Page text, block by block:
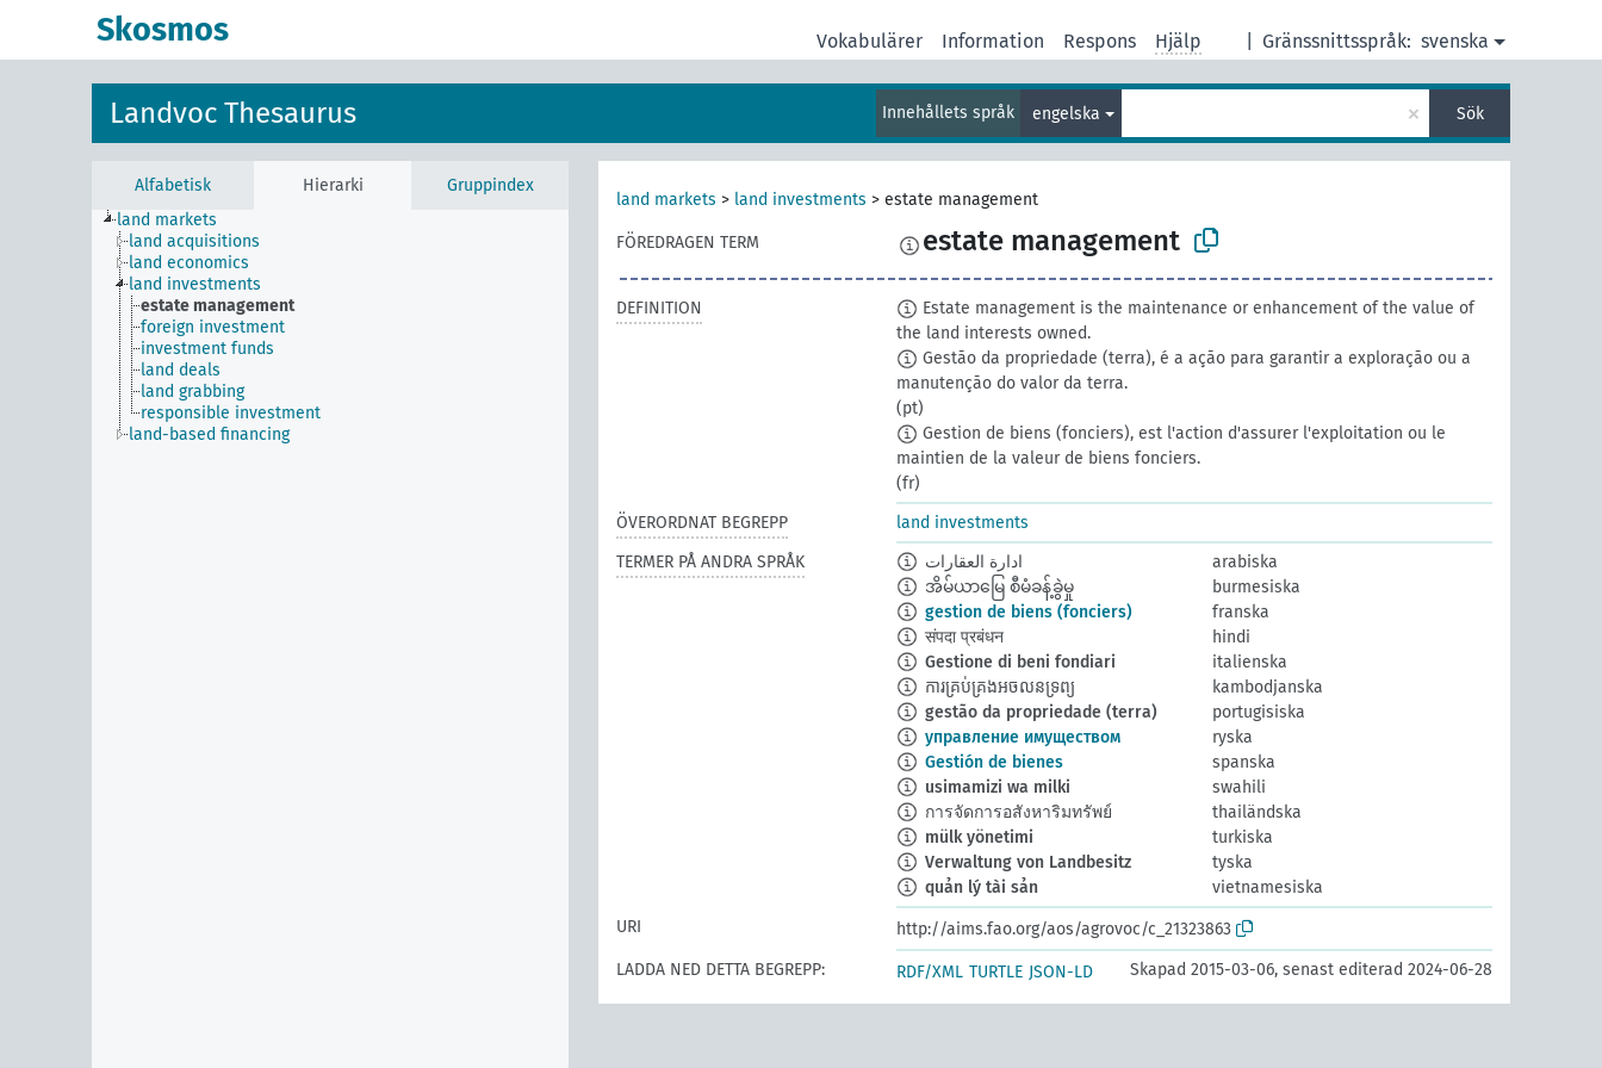
Skosmos Gränssnittsspråk: svenska
Vokabulärer Information Respons Hjälp
Landvoc Thesaurus Innehållets språk engelska × Sök
Alfabetisk Hierarki
Gruppindex
land markets
land acquisitions
land economics
land investments
estate management
foreign investment
investment funds
land deals
land grabbing
responsible investment
land-based financing
land markets > land investments > estate management
FÖREDRAGEN TERM estate management
DEFINITION
Estate management is the maintenance or enhancement of the value of
the land interests owned.
Gestão da propriedade (terra), é a ação para garantir a exploração ou a
manutenção do valor da terra.
(pt)
Gestion de biens (fonciers), est l'action d'assurer l'exploitation ou le
maintien de la valeur de biens fonciers.
(fr)
ÖVERORDNAT BEGREPP
land investments
TERMER PÅ ANDRA SPRÅK
ادارة العقارات
arabiska
အိမ်ယာမြေ စီမံခန့်ခွဲမှု
burmesiska
gestion de biens (fonciers)
franska
संपदा प्रबंधन
hindi
Gestione di beni fondiari
italienska
ការគ្រប់គ្រងអចលនទ្រព្យ
kambodjanska
gestão da propriedade (terra)
portugisiska
управление имуществом
ryska
Gestión de bienes
spanska
usimamizi wa milki
swahili
การจัดการอสังหาริมทรัพย์
thailändska
mülk yönetimi
turkiska
Verwaltung von Landbesitz
tyska
quản lý tài sản
vietnamesiska
URI
http://aims.fao.org/aos/agrovoc/c_21323863
LADDA NED DETTA BEGREPP:
RDF/XML TURTLE JSON-LD Skapad 2015-03-06, senast editerad 2024-06-28